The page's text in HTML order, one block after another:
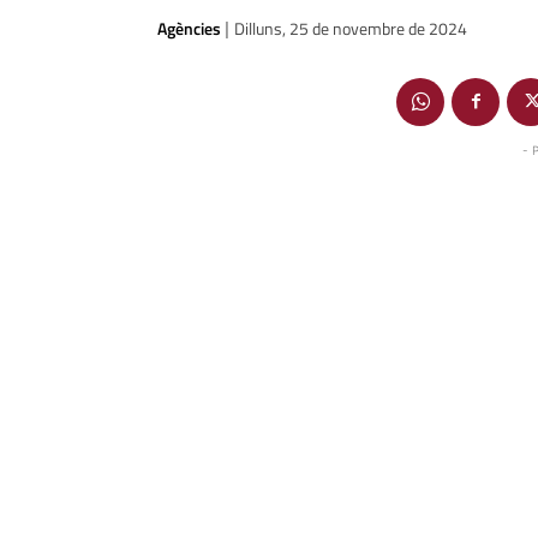
Agències | Dilluns, 25 de novembre de 2024
-